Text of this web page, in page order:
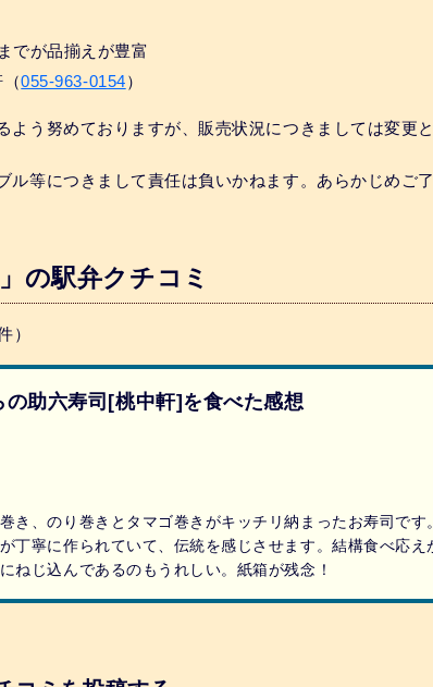
でが品揃えが豊富
（055-963-0154）
う努めておりますが、販売状況につきましては変更
等につきまして責任は負いかねます。あらかじめご
の駅弁クチコミ
）
の助六寿司[桃中軒]を食べた感想
き、のり巻きとタマゴ巻きがキッチリ納まったお寿司です
丁寧に作られていて、伝統を感じさせます。結構食べ応え
ねじ込んであるのもうれしい。紙箱が残念！